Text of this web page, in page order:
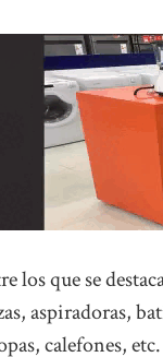
los que se
aspiradoras,
calefones, etc.